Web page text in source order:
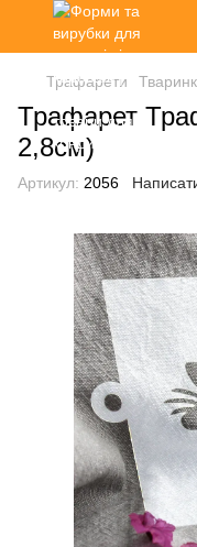
Трафарети
Трафарет
2,8см)
Артикул: 2056